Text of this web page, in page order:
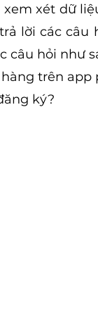
xét dữ
lời các
câu hỏi như
trên app
ký?